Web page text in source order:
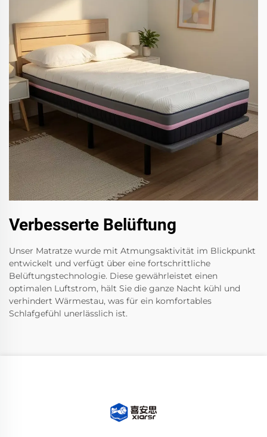
Verbesserte Belüftung
Unser Matratze wurde mit Atmungsaktivität im Blickpunkt
entwickelt und verfügt über eine fortschrittliche
Belüftungstechnologie. Diese gewährleistet einen
optimalen Luftstrom, hält Sie die ganze Nacht kühl und
verhindert Wärmestau, was für ein komfortables
Schlafgefühl unerlässlich ist.